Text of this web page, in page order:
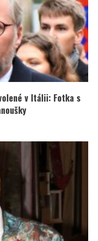
v Itálii: Fotka s